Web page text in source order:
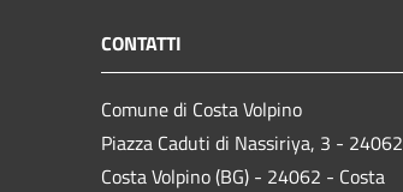
CONTATTI
Comune di Costa Volpino
Piazza Caduti di Nassiriya, 3 - 24062
Costa Volpino (BG) - 24062 - Costa